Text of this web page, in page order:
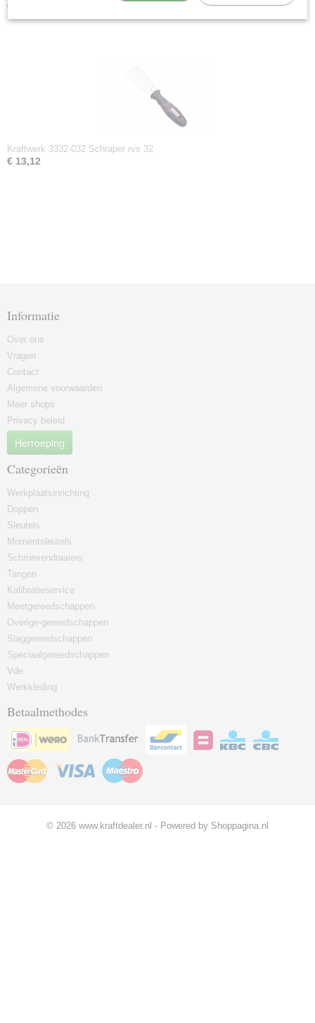
€ 10,34
Kraftwerk 3332-032 Schraper rvs 32
€ 13,12
Informatie
Over ons
Vragen
Contact
Algemene voorwaarden
Meer shops
Privacy beleid
Herroeping
Categorieën
Werkplaatsinrichting
Doppen
Sleutels
Momentsleutels
Schroevendraaiers
Tangen
Kalibratieservice
Meetgereedschappen
Overige-gereedschappen
Slaggereedschappen
Speciaalgereedschappen
Vde
Werkkleding
Betaalmethodes
© 2026 www.kraftdealer.nl - Powered by Shoppagina.nl